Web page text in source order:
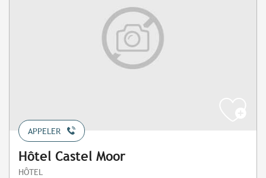
APPELER
Hôtel Castel Moor
HÔTEL